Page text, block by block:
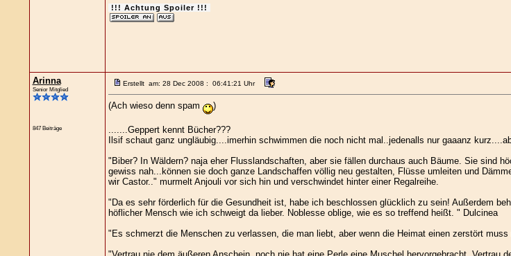
!!! Achtung Spoiler !!!
Arinna
Senior Mitglied
847 Beiträge
Erstellt am: 28 Dec 2008 : 06:41:21 Uhr
(Ach wieso denn spam )
.......Geppert kennt Bücher???
Ilsif schaut ganz ungläubig....imerhin schwimmen die noch nicht mal..jedenalls nur gaaanz
"Biber? In Wäldern? naja eher Flusslandschaften, aber sie fällen durchaus auch Bäume. Sie sind
gewiss nah...können sie doch ganze Landschaffen völlig neu gestalten, Flüsse umleiten und
wir Castor.." murmelt Anjouli vor sich hin und verschwindet hinter einer Regalreihe.
"Da es sehr förderlich für die Gesundheit ist, habe ich beschlossen glücklich zu sein! Außerdem
höflicher Mensch wie ich schweigt da lieber. Noblesse oblige, wie es so treffend heißt. " Dulcinea
"Es schmerzt die Menschen zu verlassen, die man liebt, aber wenn die Heimat einen zerstört
"Vertrau nie dem äußeren Anschein, noch nie hat eine Perle eine Muschel hervorgebracht.